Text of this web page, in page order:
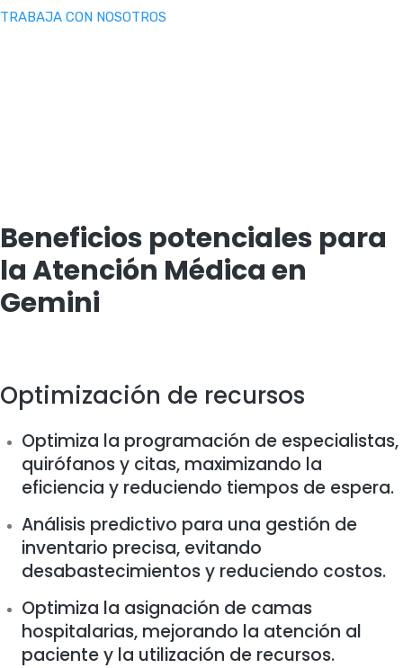
TRABAJA CON NOSOTROS
Beneficios potenciales para
la Atención Médica en
Gemini
Optimización de recursos
Optimiza la programación de especialistas,
quirófanos y citas, maximizando la
eficiencia y reduciendo tiempos de espera.
Análisis predictivo para una gestión de
inventario precisa, evitando
desabastecimientos y reduciendo costos.
Optimiza la asignación de camas
hospitalarias, mejorando la atención al
paciente y la utilización de recursos.